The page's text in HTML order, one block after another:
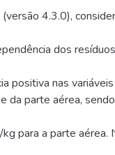
4.3.0),
dos
positiva nas
da parte aérea,
para a parte